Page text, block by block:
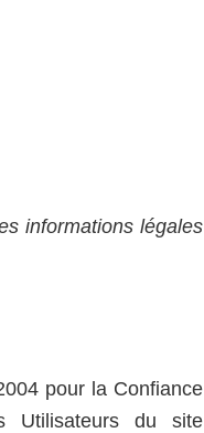
informations légales
pour la Confiance
Utilisateurs du site